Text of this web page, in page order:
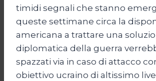
timidi segnali che stanno
queste settimane circa la
americana a trattare una
diplomatica della guerra
spazzati via in caso di attacco
obiettivo ucraino di altissimo